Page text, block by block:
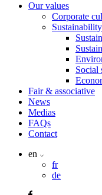
Our values
Corporate
Sustainability
Social
Fair & associative
News
Medias
FAQs
Contact
en
fr
de